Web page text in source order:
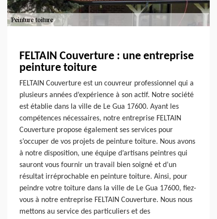
FELTAIN Couverture : une entreprise
peinture toiture
FELTAIN Couverture est un couvreur professionnel qui a
plusieurs années d’expérience à son actif. Notre société
est établie dans la ville de Le Gua 17600. Ayant les
compétences nécessaires, notre entreprise FELTAIN
Couverture propose également ses services pour
s’occuper de vos projets de peinture toiture. Nous avons
à notre disposition, une équipe d’artisans peintres qui
sauront vous fournir un travail bien soigné et d’un
résultat irréprochable en peinture toiture. Ainsi, pour
peindre votre toiture dans la ville de Le Gua 17600, fiez-
vous à notre entreprise FELTAIN Couverture. Nous nous
mettons au service des particuliers et des